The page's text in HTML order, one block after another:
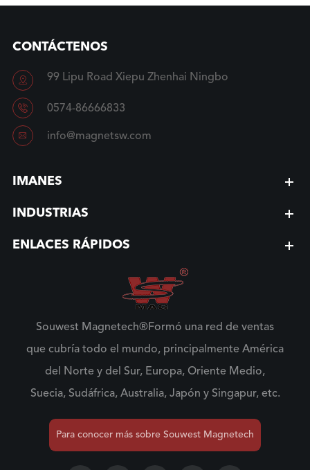
CONTÁCTENOS
 99 Lipu Road Xiepu Zhenhai Ningbo
 0574-86666833
 info@magnetsw.com
IMANES
INDUSTRIAS
ENLACES RÁPIDOS
Souwest Magnetech®Formó una red de ventas
que cubría todo el mundo, principalmente América
del Norte y del Sur, Europa, Oriente Medio,
Suecia, Sudáfrica, Australia, Japón y Singapur, etc.
Para conocer más sobre Souwest Magnetech